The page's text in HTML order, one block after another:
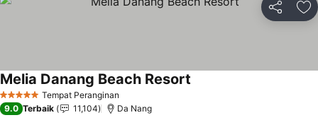
Kongsi
5 Bintang Tempat Peranginan
Melia Danang Beach Resort
9.0 Terbaik 11,104 Da Nang